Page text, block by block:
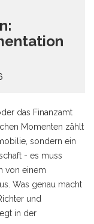
das Finanzamt
Momenten zählt
sondern ein
- es muss
von einem
Was genau macht
und
in der